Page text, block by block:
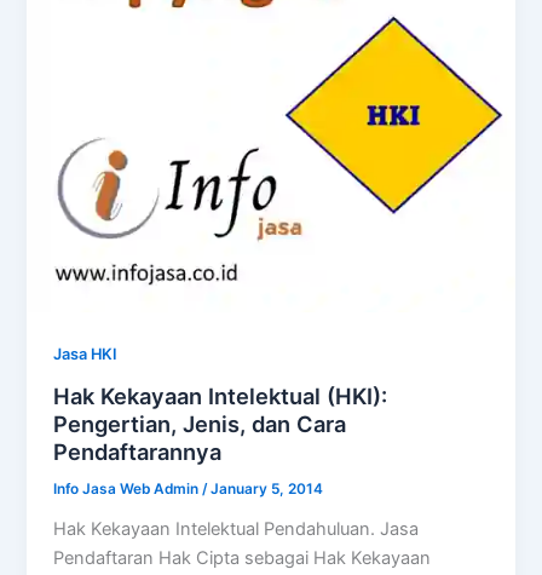
Jasa HKI
Hak Kekayaan Intelektual (HKI):
Pengertian, Jenis, dan Cara
Pendaftarannya
Info Jasa Web Admin /January 5, 2014
Hak Kekayaan Intelektual Pendahuluan. Jasa
Pendaftaran Hak Cipta sebagai Hak Kekayaan